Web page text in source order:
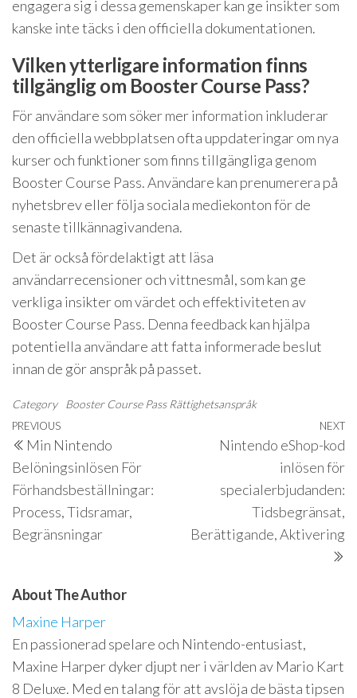
engagera sig i dessa gemenskaper kan ge insikter som
kanske inte täcks i den officiella dokumentationen.
Vilken ytterligare information finns
tillgänglig om Booster Course Pass?
För användare som söker mer information inkluderar
den officiella webbplatsen ofta uppdateringar om nya
kurser och funktioner som finns tillgängliga genom
Booster Course Pass. Användare kan prenumerera på
nyhetsbrev eller följa sociala mediekonton för de
senaste tillkännagivandena.
Det är också fördelaktigt att läsa
användarrecensioner och vittnesmål, som kan ge
verkliga insikter om värdet och effektiviteten av
Booster Course Pass. Denna feedback kan hjälpa
potentiella användare att fatta informerade beslut
innan de gör anspråk på passet.
Category Booster Course Pass Rättighetsanspråk
Post
navigation
Previous
Post
PREVIOUS
Min Nintendo
Belöningsinlösen För
Förhandsbeställningar:
Process, Tidsramar,
Begränsningar
NEXT
Nintendo eShop-kod
inlösen för
specialerbjudanden:
Tidsbegränsat,
Berättigande, Aktivering
About The Author
Maxine Harper
En passionerad spelare och Nintendo-entusiast,
Maxine Harper dyker djupt ner i världen av Mario Kart
8 Deluxe. Med en talang för att avslöja de bästa tipsen